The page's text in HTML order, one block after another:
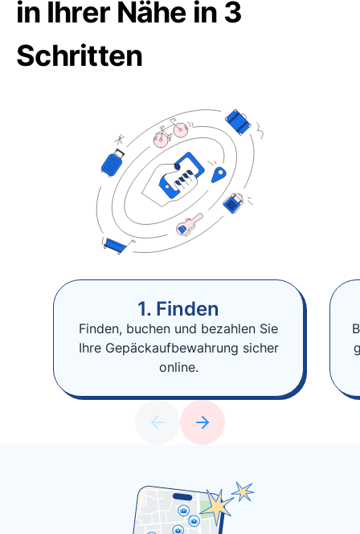
in Ihrer Nähe in 3
Schritten
1. Finden
Finden, buchen und bezahlen Sie
Ihre Gepäckaufbewahrung sicher
online.